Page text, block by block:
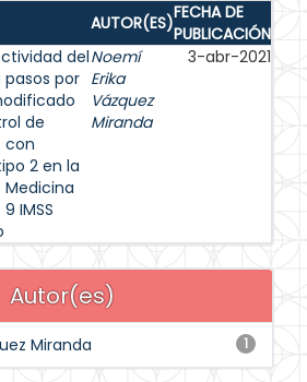
AUTOR(ES)FECHA DE
PUBLICACIÓN
del
por
de
con
2 en la
Medicina
IMSS
Noemí
Erika
Vázquez
Miranda
3-abr-2021
Autor(es)
1
Miranda